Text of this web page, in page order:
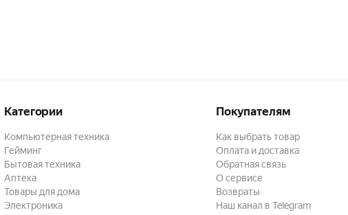
Категории
Компьютерная техника
Гейминг
Бытовая техника
Аптека
Товары для дома
Электроника
Покупателям
Как выбрать товар
Оплата и доставка
Обратная связь
О сервисе
Возвраты
Наш канал в Telegram